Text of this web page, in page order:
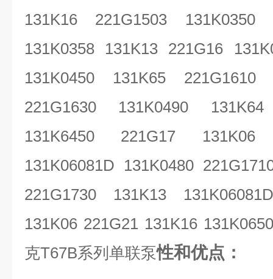
131K16 221G1503 131K0350
131K0358 131K13 221G16
131K0450 131K65 221G1610
221G1630 131K0490
131K6450 221G17 131K06
131K06081D 131K0480
221G1730 131K13
131K06 221G21 131K16
克T67B系列单联泵性和优点：